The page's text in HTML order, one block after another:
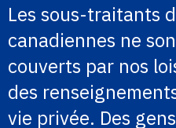
Les sous-traitants
canadiennes ne
couverts par nos
des
vie privée. Des